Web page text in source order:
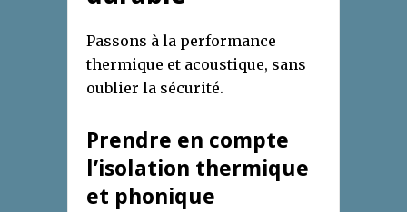
Passons à la performance
thermique et acoustique, sans
oublier la sécurité.
Prendre en compte
l’isolation thermique
et phonique